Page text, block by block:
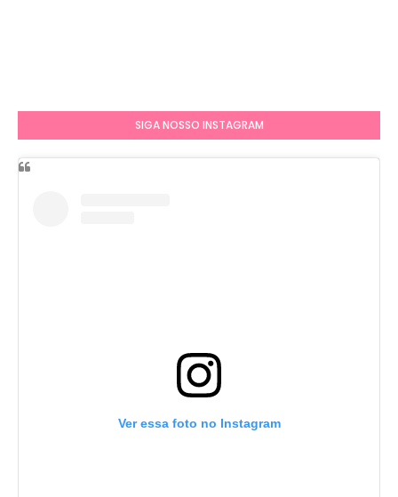
SIGA NOSSO INSTAGRAM
Ver essa foto no Instagram